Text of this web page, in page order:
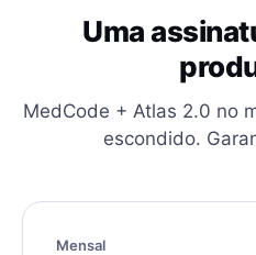
Uma
MedCode + Atlas 2.0 no
escondido.
Mensal